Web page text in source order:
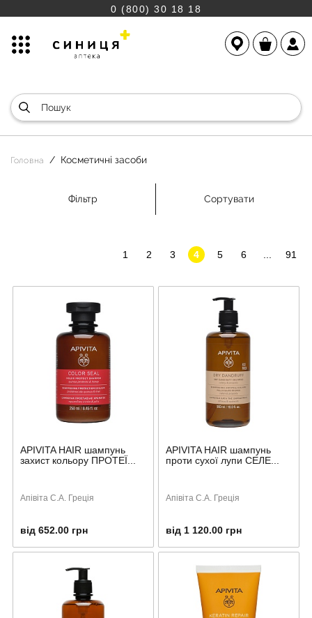
0 (800) 30 18 18
Головна Косметичні засоби
Фільтр Сортувати
1 2 3 4 5 6 91
APIVITA HAIR шампунь
захист кольору ПРОТЕЇ...
Апівіта С.А. Греція
від 652.00 грн
APIVITA HAIR шампунь
проти сухої лупи СЕЛЕ...
Апівіта С.А. Греція
від 1 120.00 грн